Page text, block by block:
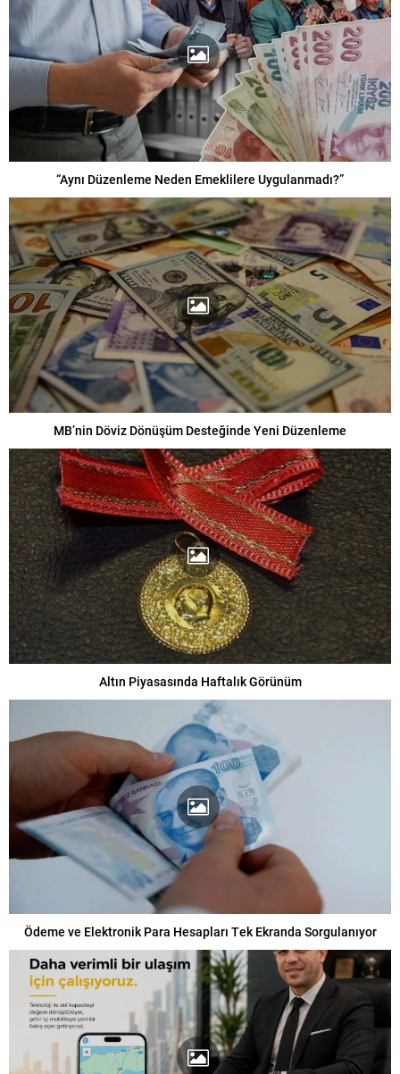
“Aynı Düzenleme Neden Emeklilere Uygulanmadı?”
MB’nin Döviz Dönüşüm Desteğinde Yeni Düzenleme
Altın Piyasasında Haftalık Görünüm
Ödeme ve Elektronik Para Hesapları Tek Ekranda Sorgulanıyor